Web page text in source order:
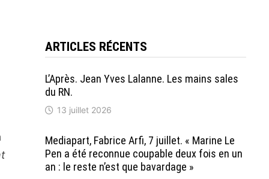
ARTICLES RÉCENTS
L’Après. Jean Yves Lalanne. Les mains sales
du RN.
13 juillet 2026
Mediapart, Fabrice Arfi, 7 juillet. « Marine Le
Pen a été reconnue coupable deux fois en un
an : le reste n’est que bavardage »